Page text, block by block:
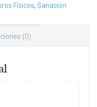
Físicos, Sanación
(0)